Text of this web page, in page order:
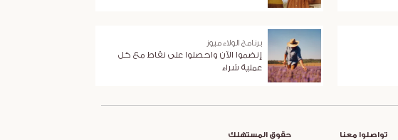
برنامج الولاء ميوز
إنضموا الآن واحصلوا على نقاط مع كل
عملية شراء
تواصلوا معنا حقوق المستهلك